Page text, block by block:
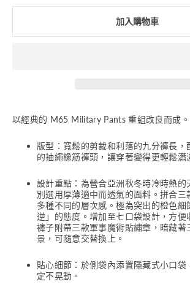
加入購物車
以經典的 M65 Military Pants 重組改良而成。
版型：寬鬆的剪裁和利落的九分褲長，
的抽繩橡筋褲頭，讓穿著變得更輕鬆瀟
設計重點：為營合亞洲秋冬時冷時熱的
別選用厚薄適中而透氣的面料。拼合三
多種不同的層次感。極為突出的橙色細
逆」的態度。增加至七口袋設計，方便
褲子附帶三款軍事魔術貼繡章，暗藏著
景，可隨意交替換上。
貼心細節：於側袋內添置隱藏式小口袋
定不晃動。